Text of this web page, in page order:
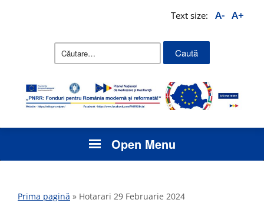
Text size: A- A+
Caută
Open Menu
Prima pagină » Hotarari 29 Februarie 2024